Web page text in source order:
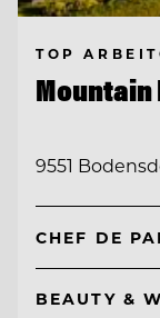
TOP
Mountain
9551
CHEF DE
BEAUTY &